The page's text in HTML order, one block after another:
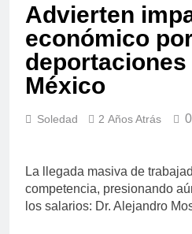
Advierten
económico
México
Soledad 2 Años Atrás 0
La llegada masiva de
competencia, presionando
los salarios: Dr. Alejandro